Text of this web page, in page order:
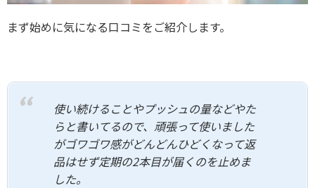
まず始めに気になる口コミをご紹介します。
使い続けることやプッシュの量などやた
らと書いてるので、頑張って使いました
がゴワゴワ感がどんどんひどくなって返
品はせず定期の2本目が届くのを止めま
した。